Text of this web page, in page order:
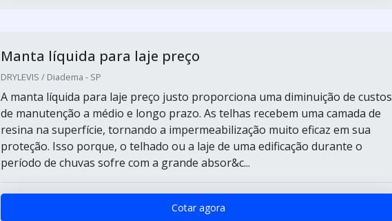
Manta líquida para laje preço
DRYLEVIS / Diadema - SP
A manta líquida para laje preço justo proporciona uma diminuição de custos
de manutenção a médio e longo prazo. As telhas recebem uma camada de
resina na superfície, tornando a impermeabilização muito eficaz em sua
proteção. Isso porque, o telhado ou a laje de uma edificação durante o
período de chuvas sofre com a grande absor&c...
Cotar agora